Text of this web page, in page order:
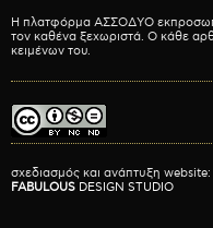
Η πλατφόρμα ΑΣΣΟΔΥΟ
τον καθένα ξεχωριστά. Ο κάθε
κειμένων του.
σχεδιασμός και ανάπτυξη website:
FABULOUS DESIGN STUDIO